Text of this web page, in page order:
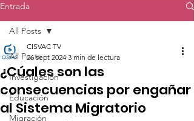
Entrada
All Posts
Investigación
Educación
Migración
All Posts
¿Cúales son las
consecuencias por engañar
al Sistema Migratorio
CISVAC TV
26 sept 2024 3 min de lectura